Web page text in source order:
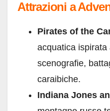
Attrazioni a
Pirates of the
acquatica
scenografie,
caraibiche.
Indiana Jones